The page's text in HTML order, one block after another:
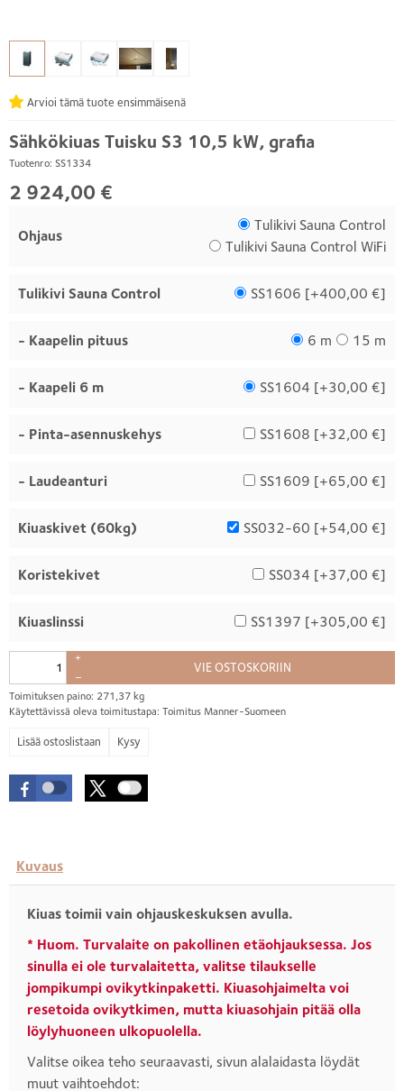
Sähkökiuas Tuisku S3 10,5 kW, grafia
Tuotenro: SS1334
Arvioi tämä tuote ensimmäisenä
2 924,00 €
Toimituksen paino: 271,37 kg
Ohjaus
Tulikivi Sauna Control
Tulikivi Sauna Control WiFi
Tulikivi Sauna Control SS1606 [+400,00 €]
- Kaapelin pituus 6 m 15 m
- Kaapeli 6 m SS1604 [+30,00 €]
- Pinta-asennuskehys SS1608 [+32,00 €]
- Laudeanturi SS1609 [+65,00 €]
Kiuaskivet (60kg) SS032-60 [+54,00 €]
Koristekivet SS034 [+37,00 €]
Kiuaslinssi SS1397 [+305,00 €]
+
–
VIE OSTOSKORIIN
Käytettävissä oleva toimitustapa: Toimitus Manner-Suomeen
Kysy
Kuvaus
Kiuas toimii vain ohjauskeskuksen avulla.
* Huom. Turvalaite on pakollinen etäohjauksessa. Jos
sinulla ei ole turvalaitetta, valitse tilaukselle
jompikumpi ovikytkinpaketti. Kiuasohjaimelta voi
resetoida ovikytkimen, mutta kiuasohjain pitää olla
löylyhuoneen ulkopuolella.
Valitse oikea teho seuraavasti, sivun alalaidasta löydät
muut vaihtoehdot: